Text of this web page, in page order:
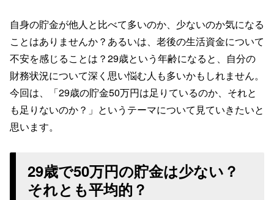
自身の貯金が他人と比べて多いのか、少ないのか気になる
ことはありませんか？あるいは、老後の生活資金について
不安を感じることは？29歳という年齢になると、自分の
財務状況について深く思い悩む人も多いかもしれません。
今回は、「29歳の貯金50万円は足りているのか、それと
も足りないのか？」というテーマについて見ていきたいと
思います。
29歳で50万円の貯金は少ない？
それとも平均的？